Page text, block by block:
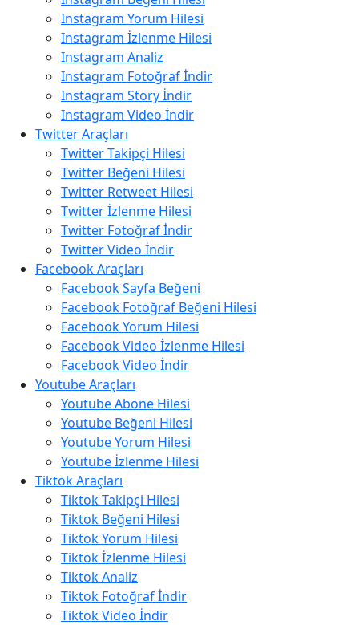
Instagram Yorum Hilesi
Instagram İzlenme Hilesi
Instagram Analiz
Instagram Fotoğraf İndir
Instagram Story İndir
Instagram Video İndir
Twitter Araçları
Twitter Takipçi Hilesi
Twitter Beğeni Hilesi
Twitter Retweet Hilesi
Twitter İzlenme Hilesi
Twitter Fotoğraf İndir
Twitter Video İndir
Facebook Araçları
Facebook Sayfa Beğeni
Facebook Fotoğraf Beğeni Hilesi
Facebook Yorum Hilesi
Facebook Video İzlenme Hilesi
Facebook Video İndir
Youtube Araçları
Youtube Abone Hilesi
Youtube Beğeni Hilesi
Youtube Yorum Hilesi
Youtube İzlenme Hilesi
Tiktok Araçları
Tiktok Takipçi Hilesi
Tiktok Beğeni Hilesi
Tiktok Yorum Hilesi
Tiktok İzlenme Hilesi
Tiktok Analiz
Tiktok Fotoğraf İndir
Tiktok Video İndir